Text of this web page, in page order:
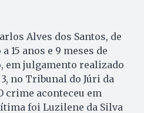
Alves dos Santos, de
15 anos e 9 meses de
julgamento realizado
no Tribunal do Júri da
crime aconteceu em
foi Luzilene da Silva